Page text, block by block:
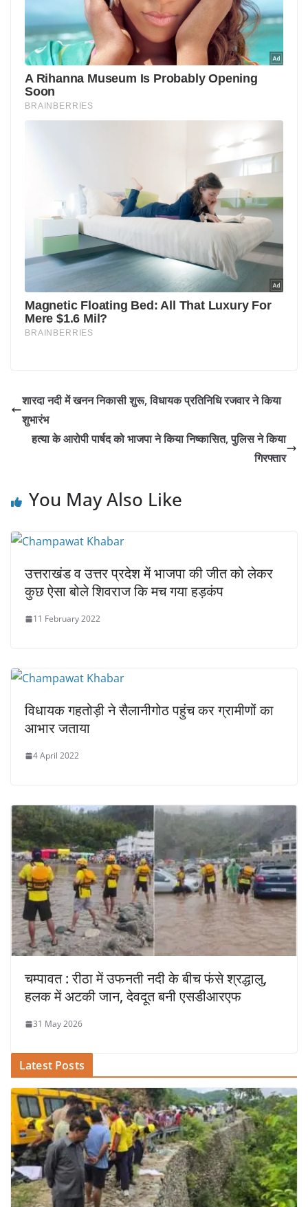
शारदा नदी में खनन निकासी शुरू, विधायक प्रतिनिधि रजवार ने किया
शुभारंभ
हत्या के आरोपी पार्षद को भाजपा ने किया निष्कासित, पुलिस ने किया
गिरफ्तार
You May Also Like
उत्तराखंड व उत्तर प्रदेश में भाजपा की जीत को लेकर
कुछ ऐसा बोले शिवराज कि मच गया हड़कंप
11 February 2022
विधायक गहतोड़ी ने सैलानीगोठ पहुंच कर ग्रामीणों का
आभार जताया
4 April 2022
चम्पावत : रीठा में उफनती नदी के बीच फंसे श्रद्धालु,
हलक में अटकी जान, देवदूत बनी एसडीआरएफ
31 May 2026
Latest Posts